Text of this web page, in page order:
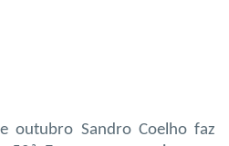
outubro Sandro Coelho faz